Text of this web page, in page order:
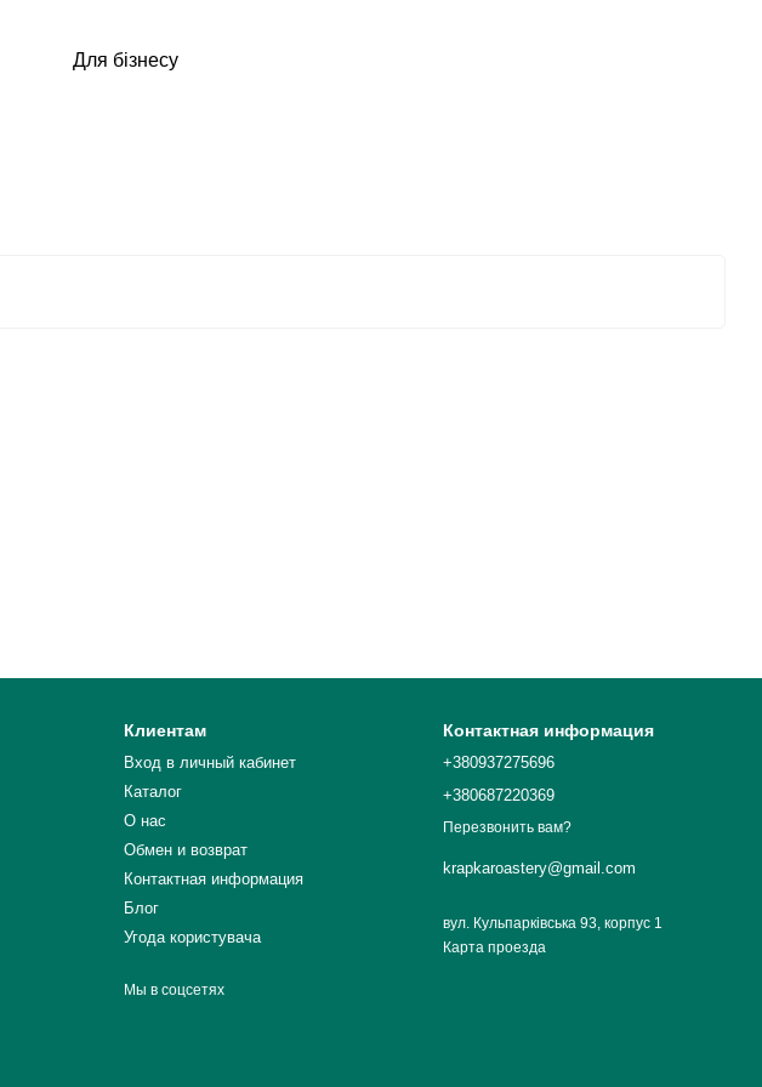
Для бізнесу
Клиентам
Вход в личный кабинет
Каталог
О нас
Обмен и возврат
Контактная информация
Блог
Угода користувача
Мы в соцсетях
Контактная информация
+380937275696
+380687220369
Перезвонить вам?
krapkaroastery@gmail.com
вул. Кульпарківська 93, корпус 1
Карта проезда